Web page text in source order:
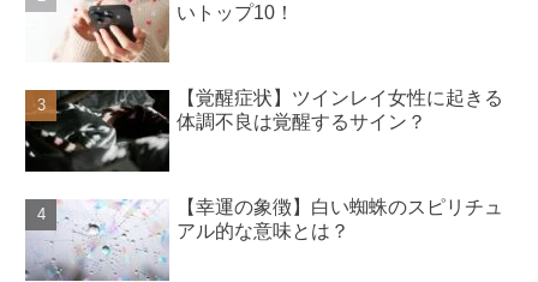
いトップ10！
【覚醒症状】ツインレイ女性に起きる
体調不良は覚醒するサイン？
【幸運の象徴】白い蜘蛛のスピリチュ
アル的な意味とは？